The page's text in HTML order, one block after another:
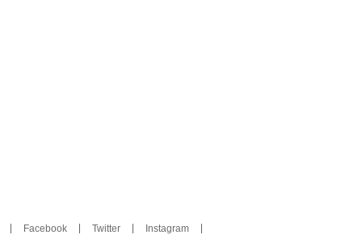
Facebook Twitter Instagram